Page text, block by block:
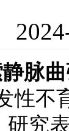
脉
性不
究